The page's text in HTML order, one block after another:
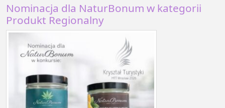
Nominacja dla NaturBonum w kategorii
Produkt Regionalny